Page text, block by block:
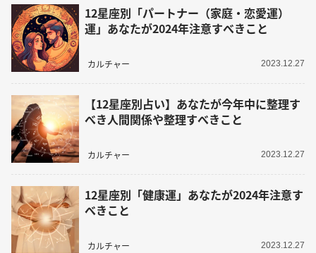
12星座別「パートナー（家庭・恋愛運）
運」あなたが2024年注意すべきこと
カルチャー 2023.12.27
【12星座別占い】あなたが今年中に整理す
べき人間関係や整理すべきこと
カルチャー 2023.12.27
12星座別「健康運」あなたが2024年注意す
べきこと
カルチャー 2023.12.27